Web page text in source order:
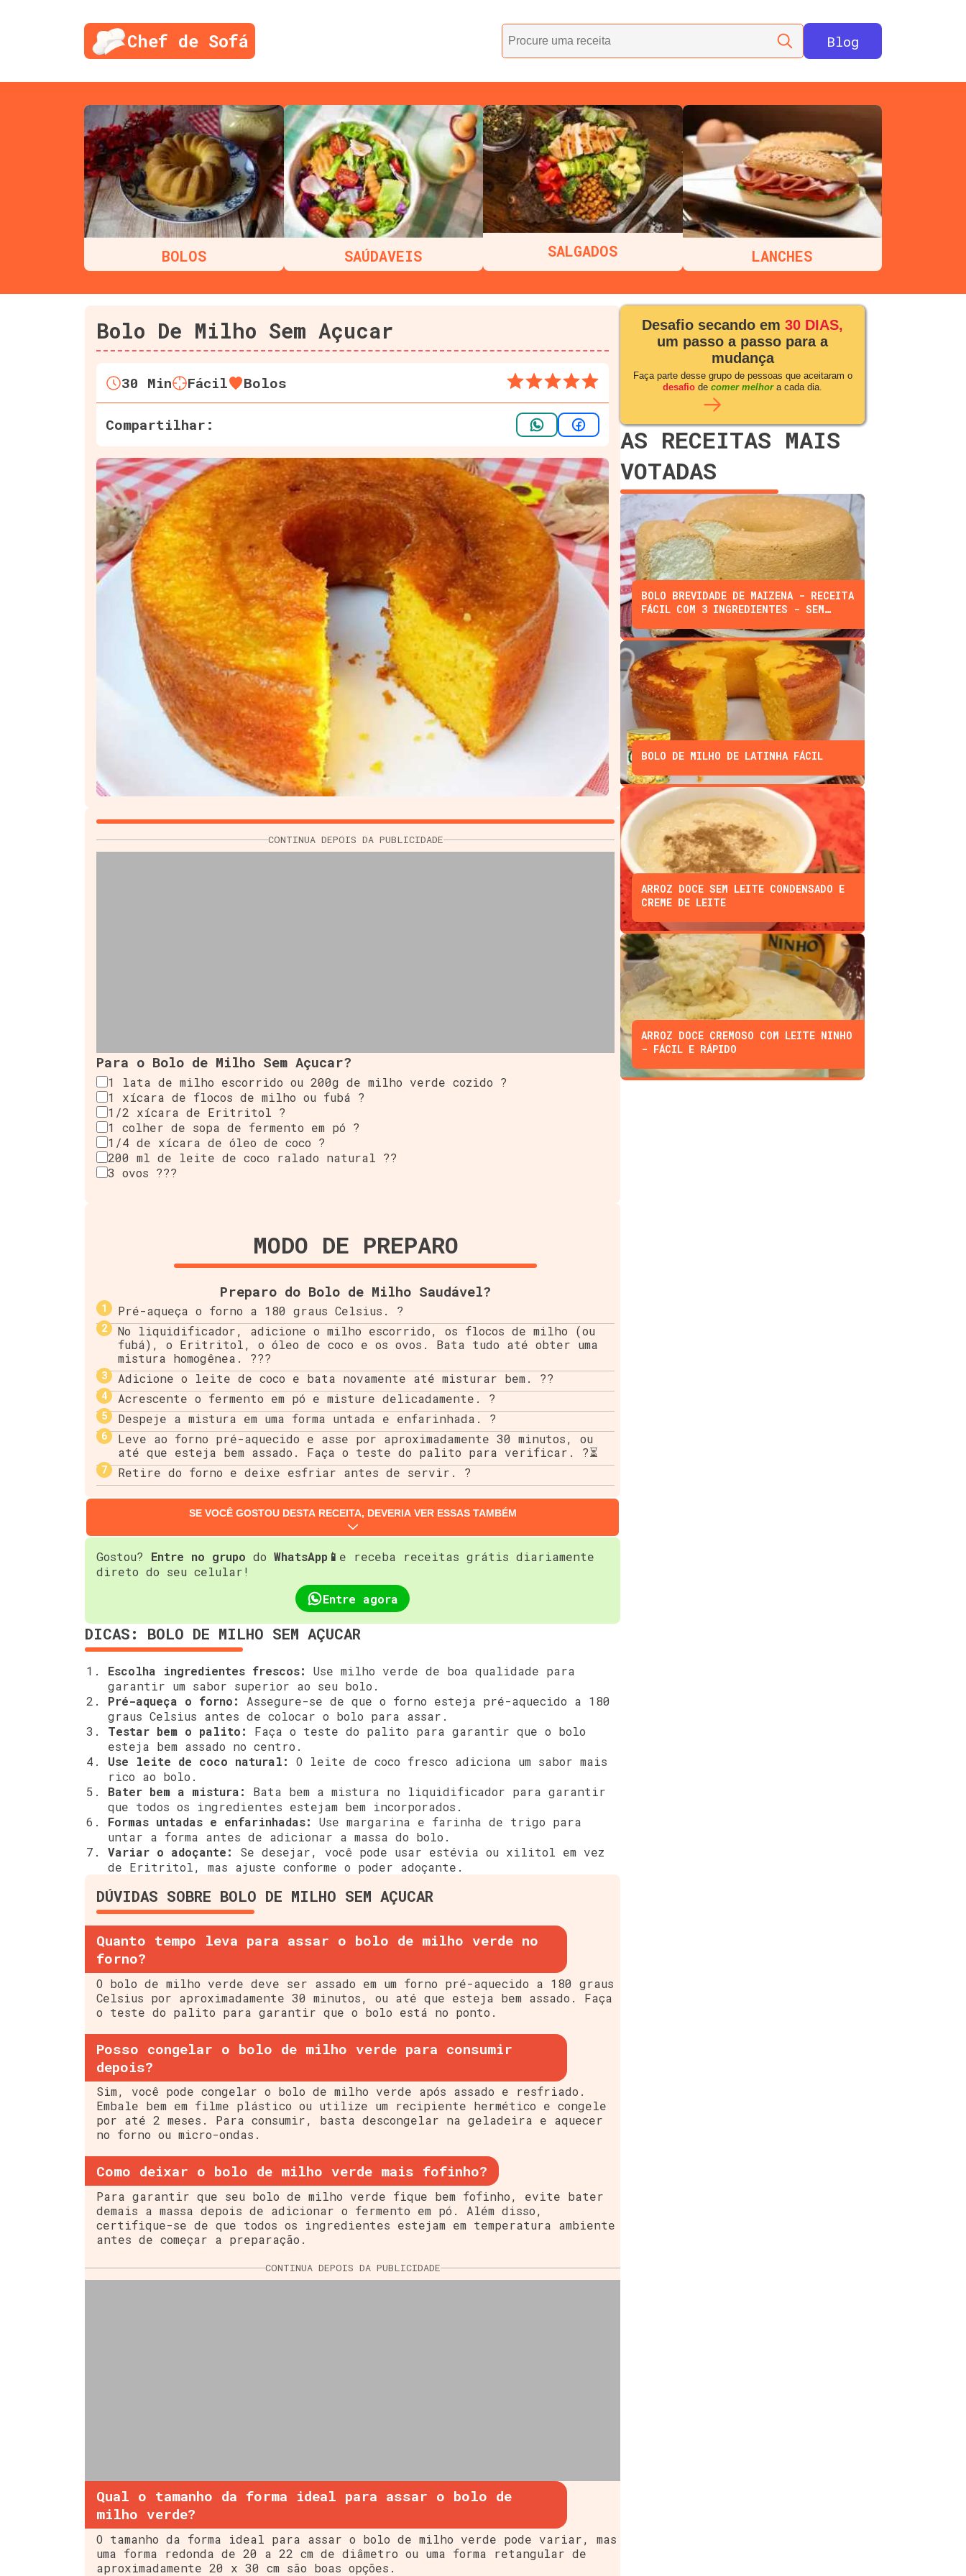
Chef de Sofá Blog
BOLOS SAÚDAVEIS SALGADOS LANCHES
Bolo De Milho Sem Açucar
30 Min Fácil Bolos
Compartilhar:
CONTINUA DEPOIS DA PUBLICIDADE
Para o Bolo de Milho Sem Açucar?
1 lata de milho escorrido ou 200g de milho verde cozido ?
1 xícara de flocos de milho ou fubá ?
1/2 xícara de Eritritol ?
1 colher de sopa de fermento em pó ?
1/4 de xícara de óleo de coco ?
200 ml de leite de coco ralado natural ??
3 ovos ???
MODO DE PREPARO
Preparo do Bolo de Milho Saudável?
Pré-aqueça o forno a 180 graus Celsius. ?
No liquidificador, adicione o milho escorrido, os flocos de milho (ou
fubá), o Eritritol, o óleo de coco e os ovos. Bata tudo até obter uma
mistura homogênea. ???
Adicione o leite de coco e bata novamente até misturar bem. ??
Acrescente o fermento em pó e misture delicadamente. ?
Despeje a mistura em uma forma untada e enfarinhada. ?
Leve ao forno pré-aquecido e asse por aproximadamente 30 minutos, ou
até que esteja bem assado. Faça o teste do palito para verificar. ?⏳
Retire do forno e deixe esfriar antes de servir. ?
SE VOCÊ GOSTOU DESTA RECEITA, DEVERIA VER ESSAS TAMBÉM
Gostou? Entre no grupo do WhatsApp📱 e receba receitas grátis diariamente
direto do seu celular!
Entre agora
DICAS: BOLO DE MILHO SEM AÇUCAR
Escolha ingredientes frescos:
Use milho verde de boa qualidade para
garantir um sabor superior ao seu bolo.
Pré-aqueça o forno:
Assegure-se de que o forno esteja pré-aquecido a 180
graus Celsius antes de colocar o bolo para assar.
Testar bem o palito:
Faça o teste do palito para garantir que o bolo
esteja bem assado no centro.
Use leite de coco natural:
O leite de coco fresco adiciona um sabor mais
rico ao bolo.
Bater bem a mistura:
Bata bem a mistura no liquidificador para garantir
que todos os ingredientes estejam bem incorporados.
Formas untadas e enfarinhadas:
Use margarina e farinha de trigo para
untar a forma antes de adicionar a massa do bolo.
Variar o adoçante:
Se desejar, você pode usar estévia ou xilitol em vez
de Eritritol, mas ajuste conforme o poder adoçante.
DÚVIDAS SOBRE BOLO DE MILHO SEM AÇUCAR
Quanto tempo leva para assar o bolo de milho verde no
forno?
O bolo de milho verde deve ser assado em um forno pré-aquecido a 180 graus
Celsius por aproximadamente 30 minutos, ou até que esteja bem assado. Faça
o teste do palito para garantir que o bolo está no ponto.
Posso congelar o bolo de milho verde para consumir
depois?
Sim, você pode congelar o bolo de milho verde após assado e resfriado.
Embale bem em filme plástico ou utilize um recipiente hermético e congele
por até 2 meses. Para consumir, basta descongelar na geladeira e aquecer
no forno ou micro-ondas.
Como deixar o bolo de milho verde mais fofinho?
Para garantir que seu bolo de milho verde fique bem fofinho, evite bater
demais a massa depois de adicionar o fermento em pó. Além disso,
certifique-se de que todos os ingredientes estejam em temperatura ambiente
antes de começar a preparação.
CONTINUA DEPOIS DA PUBLICIDADE
Qual o tamanho da forma ideal para assar o bolo de
milho verde?
O tamanho da forma ideal para assar o bolo de milho verde pode variar, mas
uma forma redonda de 20 a 22 cm de diâmetro ou uma forma retangular de
aproximadamente 20 x 30 cm são boas opções.
Desafio secando em 30 DIAS,
um passo a passo para a
mudança
Faça parte desse grupo de pessoas que aceitaram o
desafio de comer melhora cada dia.
AS RECEITAS MAIS
VOTADAS
BOLO BREVIDADE DE MAIZENA - RECEITA
FÁCIL COM 3 INGREDIENTES - SEM
BOLO DE MILHO DE LATINHA FÁCIL
ARROZ DOCE SEM LEITE CONDENSADO E
CREME DE LEITE
ARROZ DOCE CREMOSO COM LEITE NINHO
- FÁCIL E RÁPIDO